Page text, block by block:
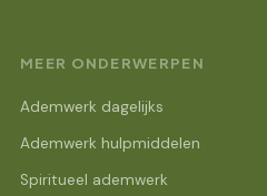
MEER ONDERWERPEN
Ademwerk dagelijks
Ademwerk hulpmiddelen
Spiritueel ademwerk